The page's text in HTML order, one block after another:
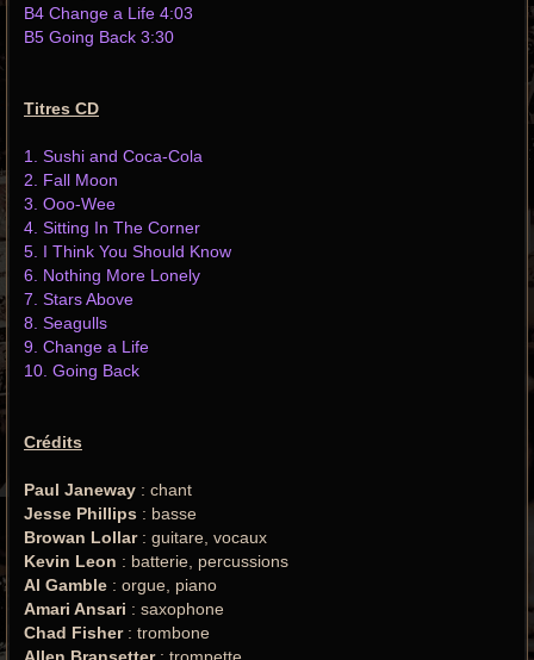
B4 Change a Life 4:03
B5 Going Back 3:30
Titres CD
1. Sushi and Coca-Cola
2. Fall Moon
3. Ooo-Wee
4. Sitting In The Corner
5. I Think You Should Know
6. Nothing More Lonely
7. Stars Above
8. Seagulls
9. Change a Life
10. Going Back
Crédits
Paul Janeway : chant
Jesse Phillips : basse
Browan Lollar: guitare, vocaux
Kevin Leon : batterie, percussions
Al Gamble : orgue, piano
Amari Ansari : saxophone
Chad Fisher: trombone